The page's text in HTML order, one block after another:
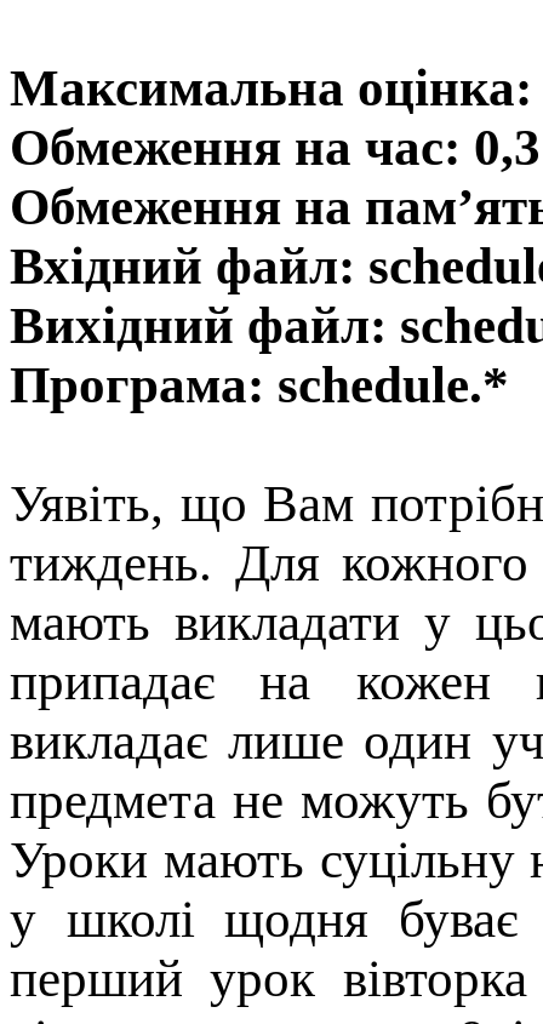
Максимальна оцінка:
Обмеження на час:
Обмеження на
Вхідний файл:
Вихідний файл:
Програма: schedule.*
Уявіть, що Вам
тиждень. Для кожного
мають викладати у
припадає на кожен
викладає лише один
предмета не можуть
Уроки мають
у школі щодня
перший урок